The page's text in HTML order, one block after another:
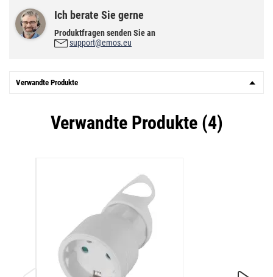
Ich berate Sie gerne
Produktfragen senden Sie an
support@emos.eu
Verwandte Produkte
Verwandte Produkte (4)